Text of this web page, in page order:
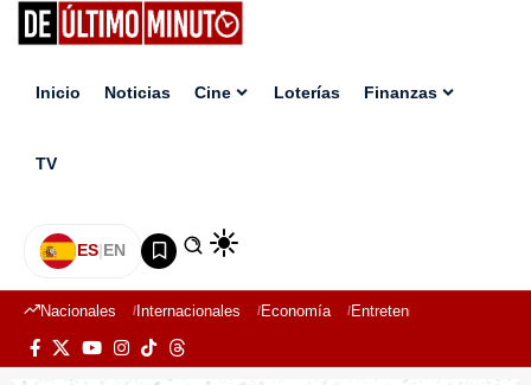
Inicio Noticias Cine Loterías Finanzas
TV
ES|EN
Nacionales Internacionales Economía Entretenimiento